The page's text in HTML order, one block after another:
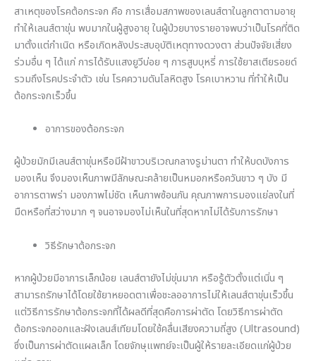
สาเหตุของโรคต้อกระจก คือ การเสื่อมสภาพของเลนส์ตาในลูกตาตามอายุ
ทำให้เลนส์ตาขุ่น พบมากในผู้สูงอายุ ในผู้ป่วยบางรายอาจพบว่าเป็นโรคที่ติด
มาตั้งแต่กำเนิด หรือเกิดหลังประสบอุบัติเหตุทางดวงตา ส่วนปัจจัยเสี่ยง
ร่วมอื่น ๆ ได้แก่ การได้รับแสงยูวีบ่อย ๆ การสูบบุหรี่ การใช้ยาสเตียรอยด์
รวมถึงโรคประจำตัว เช่น โรคความดันโลหิตสูง โรคเบาหวาน ที่ทำให้เป็น
ต้อกระจกเร็วขึ้น
อาการของต้อกระจก
ผู้ป่วยมักมีเลนส์ตาขุ่นหรือมีฝ้าขาวบริเวณกลางรูม่านตา ทำให้บดบังการ
มองเห็น จึงมองเห็นภาพมีลักษณะคล้ายเป็นหมอกหรือควันขาว ๆ บัง มี
อาการตาพร่า มองภาพไม่ชัด เห็นภาพซ้อนกัน คุณภาพการมองแย่ลงในที่
มืดหรือที่สว่างมาก ๆ จนอาจมองไม่เห็นในที่สุดหากไม่ได้รับการรักษา
วิธีรักษาต้อกระจก
หากผู้ป่วยมีอาการเล็กน้อย เลนส์ตายังไม่ขุ่นมาก หรือรู้ตัวตั้งแต่เนิ่น ๆ
สามารถรักษาได้โดยใช้ยาหยอดตาเพื่อชะลออาการไม่ให้เลนส์ตาขุ่นเร็วขึ้น
แต่วิธีการรักษาต้อกระจกที่ได้ผลดีที่สุดคือการผ่าตัด โดยวิธีการผ่าตัด
ต้อกระจกออกและฝังเลนส์เทียมโดยใช้คลื่นเสียงความถี่สูง (Ultrasound)
ซึ่งเป็นการผ่าตัดแผลเล็ก โดยจักษุแพทย์จะเป็นผู้ให้รายละเอียดแก่ผู้ป่วย